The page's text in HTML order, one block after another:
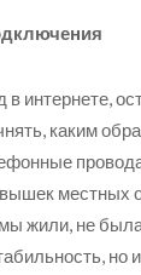
интернете,
каким
местных
мы жили, не
но